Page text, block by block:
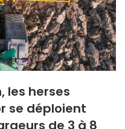
les herses
se déploient
de 3 à 8